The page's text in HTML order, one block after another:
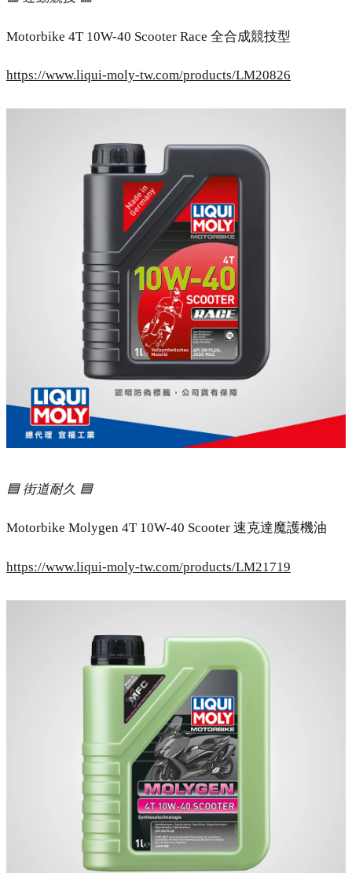
Motorbike 4T 10W-40 Scooter Race 全合成競技型
https://www.liqui-moly-tw.com/products/LM20826
🟦 街道耐久 🟦
Motorbike Molygen 4T 10W-40 Scooter 速克達魔護機油
https://www.liqui-moly-tw.com/products/LM21719